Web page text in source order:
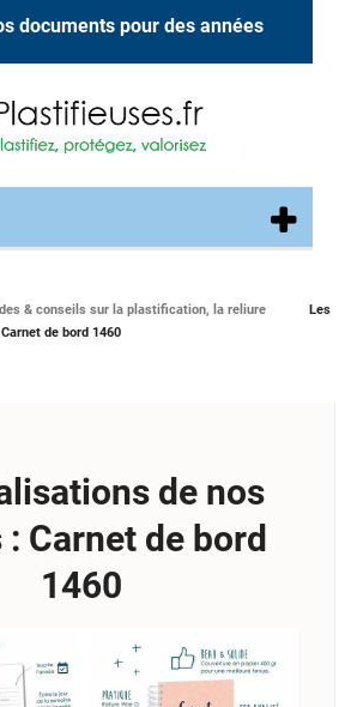
documents pour des années
& conseils sur la plastification, la reliure
Les
de bord 1460
de nos
Carnet de bord
1460